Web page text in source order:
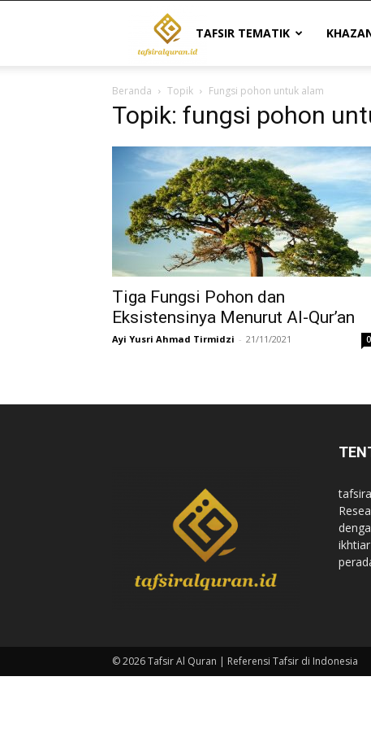
Tafsir
Al
Quran
|
Referensi
Indonesia
TAFSIR TEMATIK
Beranda Topik Fungsi pohon untuk alam
Topik: fungsi pohon
Tiga Fungsi Pohon dan
Eksistensinya Menurut Al-Qur’an
Ayi Yusri Ahmad Tirmidzi - 21/11/2021 0
© 2026 Tafsir Al Quran | Referensi Tafsir di Indonesia